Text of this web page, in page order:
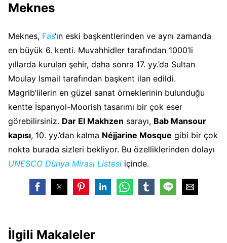
Meknes
Meknes, Fas‘ın eski başkentlerinden ve aynı zamanda
en büyük 6. kenti. Muvahhidler tarafından 1000’li
yıllarda kurulan şehir, daha sonra 17. yy.’da Sultan
Moulay Ismail tarafından başkent ilan edildi.
Magrib’lilerin en güzel sanat örneklerinin bulunduğu
kentte İspanyol-Moorish tasarımı bir çok eser
görebilirsiniz. Dar El Makhzen sarayı, Bab Mansour
kapısı, 10. yy.’dan kalma Néjjarine Mosque gibi bir çok
nokta burada sizleri bekliyor. Bu özelliklerinden dolayı
UNESCO Dünya Mirası Listesi içinde.
İlgili Makaleler